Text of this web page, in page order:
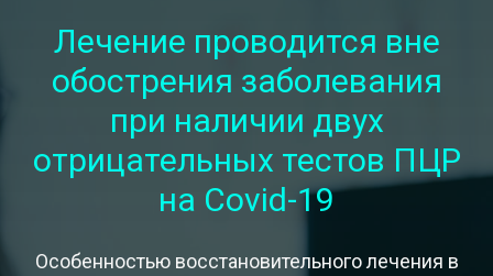
Лечение проводится вне
обострения заболевания
при наличии двух
отрицательных тестов ПЦР
на Covid-19
Особенностью восстановительного лечения в